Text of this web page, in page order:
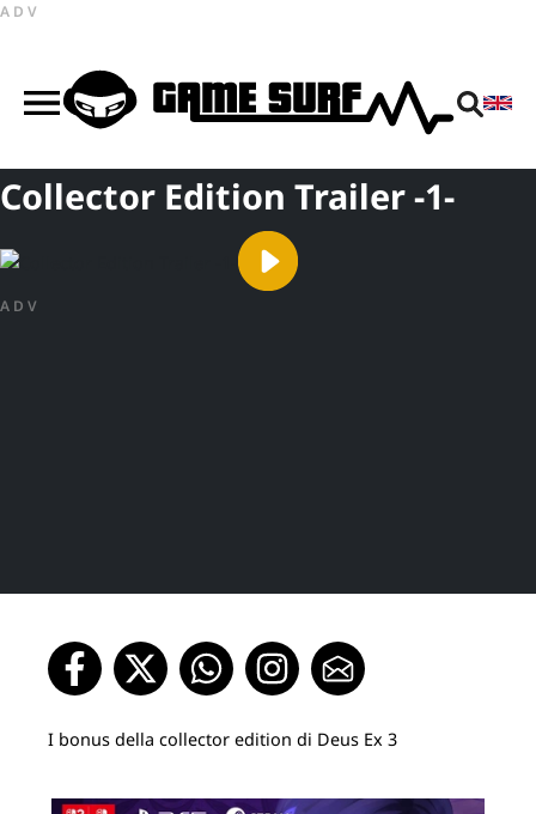
ADV
Collector Edition Trailer -1-
ADV
I bonus della collector edition di Deus Ex 3